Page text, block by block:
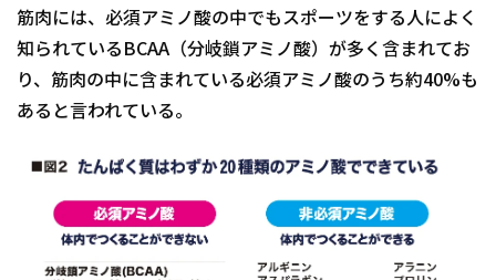
筋肉には、必須アミノ酸の中でもスポーツをする人によく
知られているBCAA（分岐鎖アミノ酸）が多く含まれてお
り、筋肉の中に含まれている必須アミノ酸のうち約40%も
あると言われている。